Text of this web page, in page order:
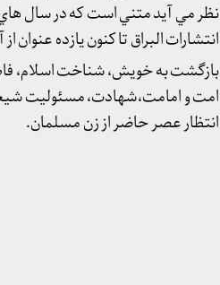
نظر مي آيد متني است كه در سال هاي
انتشارات البراق تا كنون يازده
بازگشت به خويش، شناخت اسلام،
امت و امامت،شهادت، مسئوليت
انتظار عصر حاضر از زن مسلمان.